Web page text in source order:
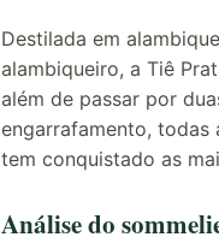
Destilada em
alambiqueiro, a Tiê
além de passar por
engarrafamento, todas
tem conquistado as
Análise do